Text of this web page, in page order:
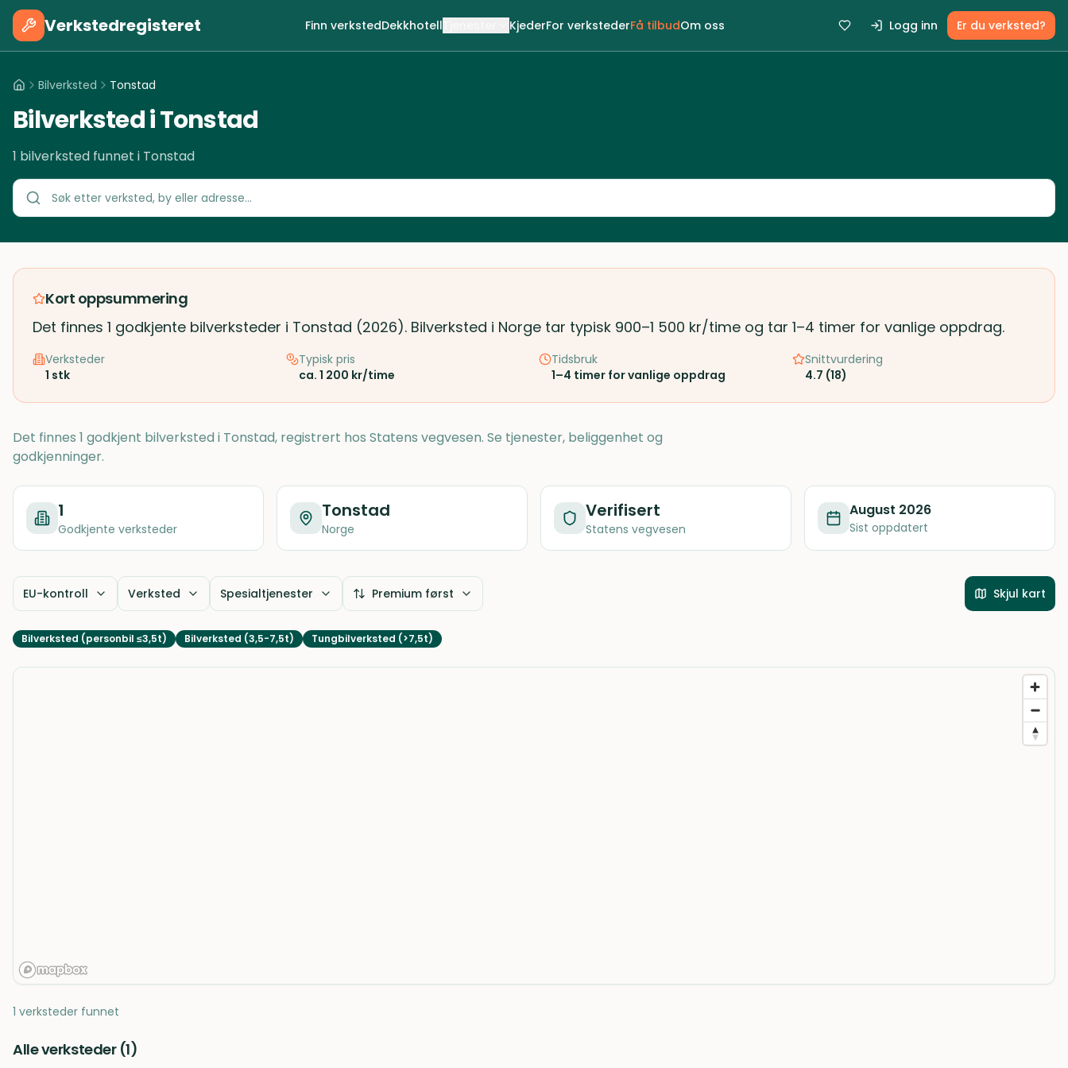
Verkstedregisteret Finn verkstedDekkhotell KjederFor verkstederFå tilbudOm oss Logg inn Er du verksted?
Bilverksted Tonstad
Bilverksted i Tonstad
1 bilverksted funnet i Tonstad
Kort oppsummering
Det finnes 1 godkjente bilverksteder i Tonstad (2026). Bilverksted i Norge tar typisk 900–1 500 kr/time og tar 1–4 timer for vanlige oppdrag.
Verksteder
1 stk
Typisk pris
ca. 1 200 kr/time
Tidsbruk
1–4 timer for vanlige oppdrag
Snittvurdering
4.7 (18)
Det finnes 1 godkjent bilverksted i Tonstad, registrert hos Statens vegvesen. Se tjenester, beliggenhet og
godkjenninger.
1
Godkjente verksteder
Tonstad
Norge
Verifisert
Statens vegvesen
August 2026
Sist oppdatert
EU-kontroll Verksted Spesialtjenester Premium først Skjul kart
Bilverksted (personbil ≤3,5t) Bilverksted (3,5-7,5t) Tungbilverksted (>7,5t)
1 verksteder funnet
Alle verksteder (1)